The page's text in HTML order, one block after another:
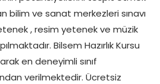
bilim ve sanat merkezleri sınavı
, resim yetenek ve müzik
Bilsem Hazırlık Kursu
en deneyimli sınıf
verilmektedir. Ücretsiz